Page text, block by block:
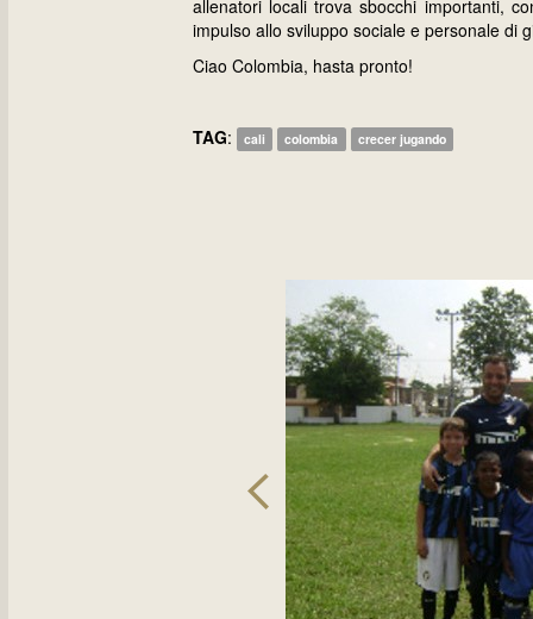
allenatori locali trova sbocchi importanti,
impulso allo sviluppo sociale e personale di
Ciao Colombia, hasta pronto!
TAG: cali colombia crecer jugando